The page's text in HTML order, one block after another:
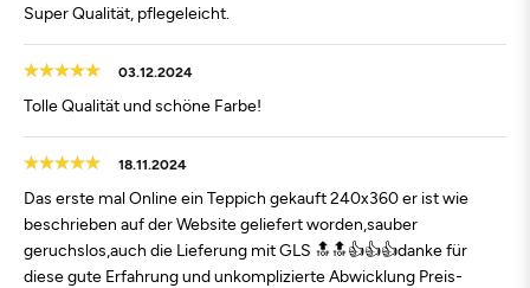
Super Qualität, pflegeleicht.
03.12.2024
Tolle Qualität und schöne Farbe!
18.11.2024
Das erste mal Online ein Teppich gekauft 240x360 er ist wie
beschrieben auf der Website geliefert worden,sauber
geruchslos,auch die Lieferung mit GLS 🔝🔝👍👍👍danke für
diese gute Erfahrung und unkomplizierte Abwicklung Preis-